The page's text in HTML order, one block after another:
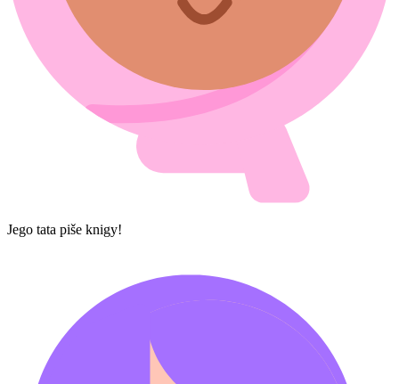
Jego tata piše knigy!